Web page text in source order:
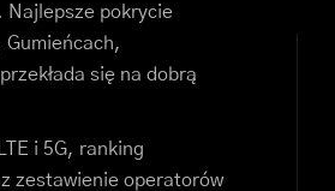
Najlepsze pokrycie
Gumieńcach,
się na dobrą
i 5G, ranking
zestawienie operatorów